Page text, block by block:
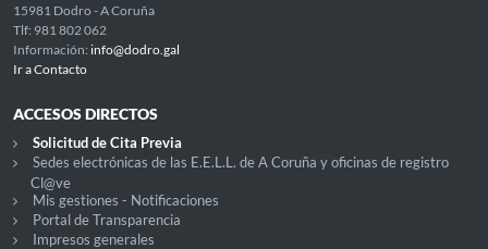
15981 Dodro - A Coruña
Tlf: 981 802 062
Información: info@dodro.gal
Ir a Contacto
ACCESOS DIRECTOS
Solicitud de Cita Previa
Sedes electrónicas de las E.E.L.L. de A Coruña y oficinas de registro
Cl@ve
Mis gestiones - Notificaciones
Portal de Transparencia
Impresos generales